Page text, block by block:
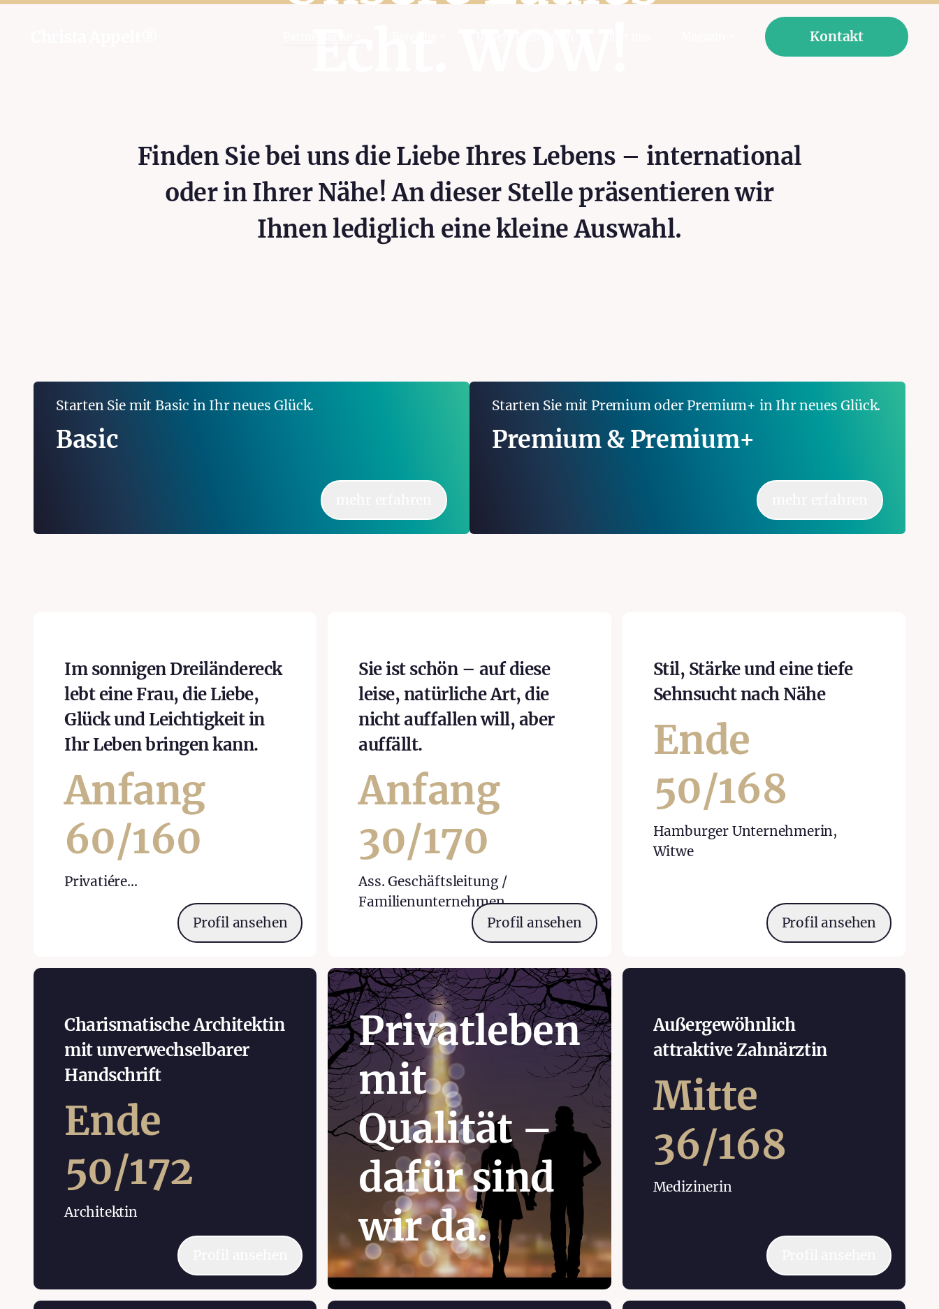
Kontakt
Finden Sie bei uns die Liebe Ihres Lebens – international
oder in Ihrer Nähe! An dieser Stelle präsentieren wir
Ihnen lediglich eine kleine Auswahl.
Starten Sie mit Basic in Ihr neues Glück.
Basic
Starten Sie mit Premium oder Premium+ in Ihr neues Glück.
Premium & Premium+
Im sonnigen Dreiländereck
lebt eine Frau, die Liebe,
Glück und Leichtigkeit in
Ihr Leben bringen kann.
Anfang
60/160
Privatiére…
Profil ansehen
Sie ist schön – auf diese
leise, natürliche Art, die
nicht auffallen will, aber
auffällt.
Anfang
30/170
Ass. Geschäftsleitung /
Familienunternehmen
Profil ansehen
Stil, Stärke und eine tiefe
Sehnsucht nach Nähe
Ende
50/168
Hamburger Unternehmerin,
Witwe
Profil ansehen
Charismatische Architektin
mit unverwechselbarer
Handschrift
Ende
50/172
Architektin
Privatleben
mit
Qualität –
dafür sind
wir da.
Außergewöhnlich
attraktive Zahnärztin
Mitte
36/168
Medizinerin